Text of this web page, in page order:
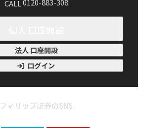
CALL0120-883-308
法人 口座開設
ログイン
フィリップ証券のSNS